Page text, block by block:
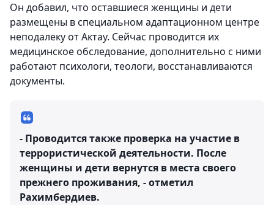
Он добавил, что оставшиеся женщины и дети
размещены в специальном адаптационном центре
неподалеку от Актау. Сейчас проводится их
медицинское обследование, дополнительно с ними
работают психологи, теологи, восстанавливаются
документы.
- Проводится также проверка на участие в
террористической деятельности. После
женщины и дети вернутся в места своего
прежнего проживания, - отметил
Рахимбердиев.